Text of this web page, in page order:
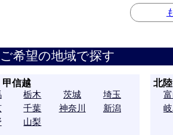
ご希望の地域で探す
甲信越
栃木 茨城
埼玉
千葉 神奈川
新潟
山梨
北